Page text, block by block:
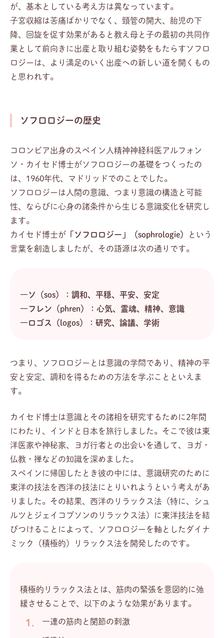
が、基本としている考え方は異なっています。
子宮収縮は苦痛ばかりでなく、頸管の開大、胎児の下
降、回旋を促す効果があると教え母と子の最初の共同作
業として前向きに出産と取り組む姿勢をもたらすソフロ
ロジーは、より満足のいく出産への新しい道を開くもの
と思われす。
ソフロロジーの歴史
コロンビア出身のスペイン人精神神経科医アルフォン
ソ・カイセド博士がソフロロジーの基礎をつくったの
は、1960年代、マドリッドでのことでした。
ソフロロジーは人間の意識、つまり意識の構造と可能
性、ならびに心身の諸条件から生じる意識変化を研究し
ます。
カイセド博士が 「ソフロロジー」（sophrologie）
という
言葉を創造しましたが、その語源は次の通りです。
―ソ（sos）：調和、平穏、平安、安定
―フレン（phren）：心気、霊魂、精神、意識
―ロゴス（logos）：研究、論議、学術
つまり、ソフロロジーとは意識の学問であり、精神の平
安と安定、調和を得るための方法を学ぶことといえま
す。
カイセド博士は意識とその諸相を研究するために2年間
にわたり、インドと日本を旅行しました。そこで彼は東
洋医家や神秘家、ヨガ行者との出会いを通して、ヨガ・
仏教・禅などの知識を深めました。
スペインに帰国したとき彼の中には、意識研究のために
東洋の技法を西洋の技法にとりいれようという考えがあ
りました。その結果、西洋のリラックス法（特に、シュ
ルツとジェイコブソンのリラックス法）に東洋技法を結
びつけることによって、ソフロロジーを軸としたダイナ
ミック（積極的）リラックス法を開発したのです。
積極的リラックス法とは、筋肉の緊張を意図的に弛
緩させることで、以下のような効果があります。
一連の筋肉と関節の刺激